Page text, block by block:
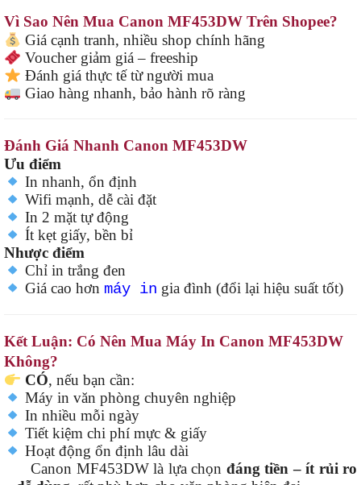
Vì Sao Nên Mua Canon MF453DW Trên Shopee?
Giá cạnh tranh, nhiều shop chính hãng
Voucher giảm giá – freeship
Đánh giá thực tế từ người mua
Giao hàng nhanh, bảo hành rõ ràng
Đánh Giá Nhanh Canon MF453DW
Ưu điểm
In nhanh, ổn định
Wifi mạnh, dễ cài đặt
In 2 mặt tự động
Ít kẹt giấy, bền bỉ
Nhược điểm
Chỉ in trắng đen
Giá cao hơn máy in gia đình (đổi lại hiệu suất tốt)
Kết Luận: Có Nên Mua Máy In Canon MF453DW
Không?
CÓ, nếu bạn cần:
Máy in văn phòng chuyên nghiệp
In nhiều mỗi ngày
Tiết kiệm chi phí mực & giấy
Hoạt động ổn định lâu dài
Canon MF453DW là lựa chọn đáng tiền – ít rủi ro